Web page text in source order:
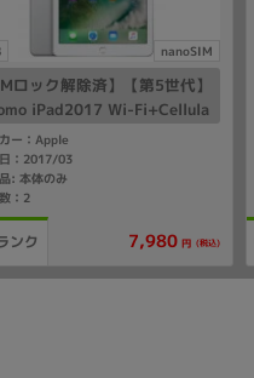
nanoSIM
ロック解除済】【第5世代】
iPad2017 Wi-Fi+Cellula
シルバー MP1L2J/A A18
ー：Apple
：2017/03
: 本体のみ
：2
ンク 7,980 円 (税込)